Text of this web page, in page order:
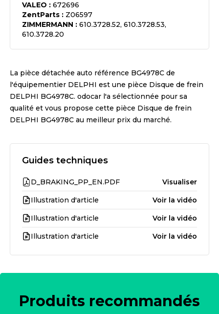
VALEO : 672696
ZentParts : Z06597
ZIMMERMANN : 610.3728.52, 610.3728.53,
610.3728.20
La pièce détachée auto référence BG4978C de
l'équipementier DELPHI est une pièce Disque de frein
DELPHI BG4978C. odocar l'a sélectionnée pour sa
qualité et vous propose cette pièce Disque de frein
DELPHI BG4978C au meilleur prix du marché.
Guides techniques
D_BRAKING_PP_EN.PDF Visualiser
Illustration d'article Voir la vidéo
Illustration d'article Voir la vidéo
Illustration d'article Voir la vidéo
Produits recommandés